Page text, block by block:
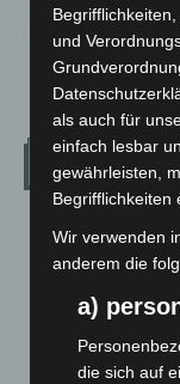
Bedeckt
und
als auch für
einfach lesbar
gewährleisten,
Begrifflichkeiten
Wir verwenden
anderem die
a)
die sich auf